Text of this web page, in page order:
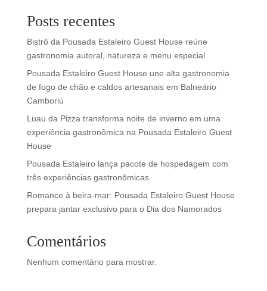
Posts recentes
Bistrô da Pousada Estaleiro Guest House reúne
gastronomia autoral, natureza e menu especial
Pousada Estaleiro Guest House une alta gastronomia
de fogo de chão e caldos artesanais em Balneário
Camboriú
Luau da Pizza transforma noite de inverno em uma
experiência gastronômica na Pousada Estaleiro Guest
House
Pousada Estaleiro lança pacote de hospedagem com
três experiências gastronômicas
Romance à beira-mar: Pousada Estaleiro Guest House
prepara jantar exclusivo para o Dia dos Namorados
Comentários
Nenhum comentário para mostrar.